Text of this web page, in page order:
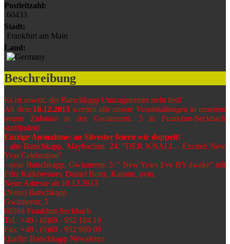
Postleitzahl:
60433
Stadt:
Frankfurt am Main
Land:
Beschreibung
Es ist soweit, der Batschkapp Umzugstermin steht fest!
Ab dem 10.12.2013 werden alle unsere Veranstaltungen in unserem
neuen Zuhause in der Gwinnerstr. 5 in Frankfurt-Seckbach
stattfinden!
Einzige Ausnahme: an Silvester feiern wir doppelt!
- alte Batschkapp, Maybachstr. 24: "DER KNALL - Excited New
Year Celebration"
- neue Batschkapp, Gwinnerstr. 5: " New Years Eve BY awake" mit
Fritz Kalkbrenner, Daniel Bortz, Karotte, uvm.
Neue Adresse ab 10.12.2013
(Neue) Batschkapp
Gwinnerstr. 5
60388 Frankfurt-Seckbach
Tel.: +49 - (0)69 - 952 184 10
Fax: +49 - (0)69 - 952 986 09
Quelle: Batschkapp Newsletter